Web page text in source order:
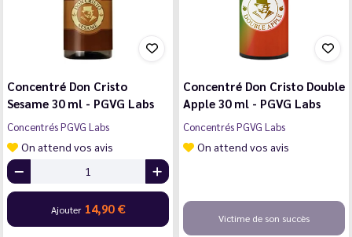
Concentré Don Cristo
Sesame 30 ml - PGVG Labs
Concentrés PGVG Labs
On attend vos avis
Ajouter 14,90 €
Concentré Don Cristo Double
Apple 30 ml - PGVG Labs
Concentrés PGVG Labs
On attend vos avis
Victime de son succès